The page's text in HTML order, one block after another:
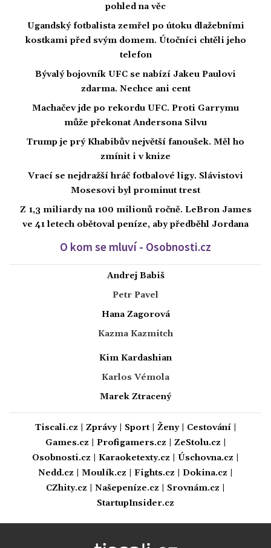
pohled na věc
Ugandský fotbalista zemřel po útoku dlažebními
kostkami před svým domem. Útočníci chtěli jeho
telefon
Bývalý bojovník UFC se nabízí Jakeu Paulovi
zdarma. Nechce ani cent
Machačev jde po rekordu UFC. Proti Garrymu
může překonat Andersona Silvu
Trump je prý Khabibův největší fanoušek. Měl ho
zmínit i v knize
Vrací se nejdražší hráč fotbalové ligy. Slávistovi
Mosesovi byl prominut trest
Z 1,3 miliardy na 100 milionů ročně. LeBron James
ve 41 letech obětoval peníze, aby předběhl Jordana
O kom se mluví - Osobnosti.cz
Andrej Babiš
Petr Pavel
Hana Zagorová
Kazma Kazmitch
Kim Kardashian
Karlos Vémola
Marek Ztracený
Tiscali.cz Zprávy| Sport| Ženy| Cestování|
Games.cz
Profigamers.cz ZeStolu.cz
Osobnosti.cz
Karaoketexty.cz Úschovna.cz
Nedd.cz
Moulík.cz Fights.cz Dokina.cz
CZhity.cz
Našepeníze.cz Srovnám.cz
StartupInsider.cz